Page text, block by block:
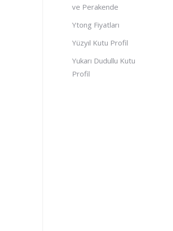
ve Perakende
Ytong Fiyatları
Yüzyıl Kutu Profil
Yukarı Dudullu Kutu
Profil